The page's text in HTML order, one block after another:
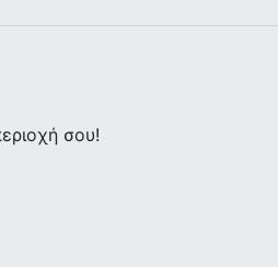
σου!